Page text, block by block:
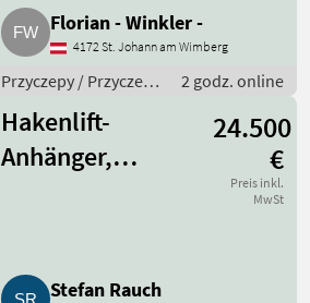
Florian - Winkler -
4172 St. Johann am Wimberg
Przyczepy / Przyczepy
2 godz. online
Hakenlift-
Anhänger,
24.500
€
Preis inkl.
MwSt
Stefan Rauch